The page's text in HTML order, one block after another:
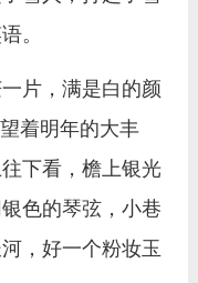
。
片，满是白的颜
着明年的大丰
下看，檐上银光
色的琴弦，小巷
，好一个粉妆玉